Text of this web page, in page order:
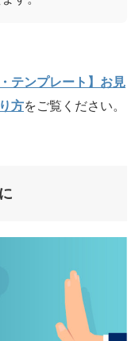
・テンプレート】お見
方をご覧ください。